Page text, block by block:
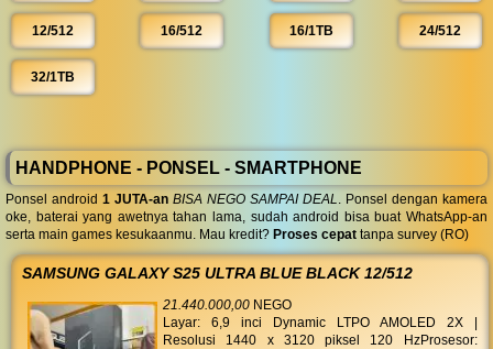
12/512 16/512 16/1TB 24/512
32/1TB
HANDPHONE - PONSEL - SMARTPHONE
Ponsel android 1 JUTA-an BISA NEGO SAMPAI DEAL. Ponsel dengan kamera
oke, baterai yang awetnya tahan lama, sudah android bisa buat WhatsApp-an
serta main games kesukaanmu. Mau kredit? Proses cepat tanpa survey (RO)
SAMSUNG GALAXY S25 ULTRA BLUE BLACK 12/512
21.440.000,00 NEGO
Layar: 6,9 inci Dynamic LTPO AMOLED 2X |
Resolusi 1440 x 3120 piksel 120 HzProsesor: